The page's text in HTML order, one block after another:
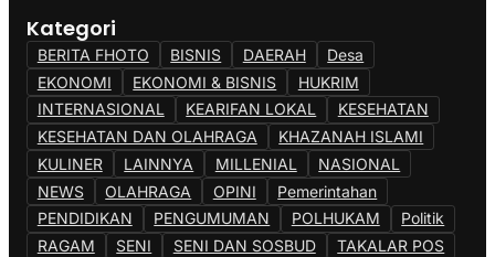
Kategori
BERITA FHOTO BISNIS DAERAH
Desa
EKONOMI
EKONOMI & BISNIS
HUKRIM
INTERNASIONAL
KEARIFAN LOKAL
KESEHATAN
KESEHATAN DAN OLAHRAGA
KHAZANAH ISLAMI
KULINER
LAINNYA MILLENIAL
NASIONAL
NEWS
OLAHRAGA OPINI
Pemerintahan
PENDIDIKAN
PENGUMUMAN POLHUKAM
Politik
RAGAM
SENI SENI DAN SOSBUD
TAKALAR POS